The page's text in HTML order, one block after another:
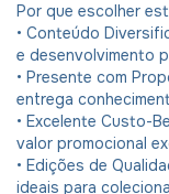
Por que escolher
• Conteúdo
e desenvolvimento
• Presente com
entrega
• Excelente Custo-
valor promocional
• Edições de
ideais para